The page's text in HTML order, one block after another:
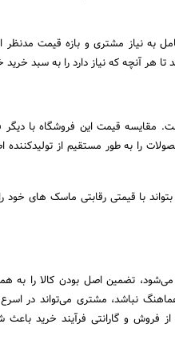
به نیاز مشتری و بازه قیمت مدنظر
هر آنچه که نیاز دارد را به سبد خرید
مقایسه قیمت این فروشگاه با دیگر
را به طور مستقیم از تولیدکننده
با قیمتی رقابتی ماسک های خود
می‌شود، تضمین اصل بودن کالا را به
نباشد، مشتری می‌تواند در اسرع
و گارانتی فرآیند خرید باعث